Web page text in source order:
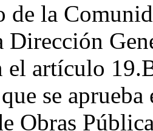
de la
Dirección
el artículo
se
Obras